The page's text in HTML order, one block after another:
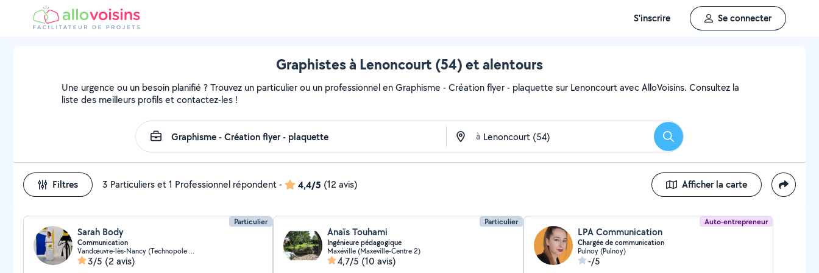
S'inscrire Se connecter
Graphistes à Lenoncourt (54) et alentours
Une urgence ou un besoin planifié ? Trouvez un particulier ou un professionnel en Graphisme - Création flyer - plaquette sur Lenoncourt avec AlloVoisins. Consultez la
liste des meilleurs profils et contactez-les !
à Rechercher
Filtres 3 Particuliers et 1 Professionnel répondent- 4,4/5 (12 avis) Afficher la carte
Particulier
Sarah Body
Communication
Vandœuvre-lès-Nancy (Technopole Nancy-Brabois)
3/5 (2 avis)
Particulier
Anaïs Touhami
Ingénieure pédagogique
Maxéville (Maxeville-Centre 2)
4,7/5 (10 avis)
Auto-entrepreneur
LPA Communication
Chargée de communication
Pulnoy (Pulnoy)
-/5